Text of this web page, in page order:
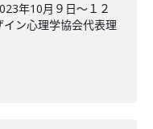
年10月９日〜１２
ン心理学協会代表理